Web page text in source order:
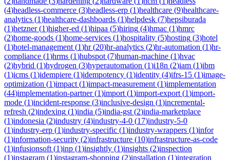
(4)headless-commerce (3)headless-erp (1)healthcare (9)healthcare-
analytics (1)healthcare-dashboards (1)helpdesk (7)hepsiburada
(1)hetzner(1)higher-ed (1)hipaa (5)hiring (4)hmac (1)hmrc
(2)home-goods (1)home-services (1)hospitality (5)hosting (3)hotel
(1)hotel-management (1)hr(20)hr-analytics (2)hr-automation (1)hr-
compliance (1)hrms (1)hubspot (7)human-machine (1)hvac
(2)hybrid (1)hydrogen (3)hyperautomation (1)i18n (2)iam (1)ibm
(1)icms (1)idempiere (1)idempotency (1)identity (4)ifrs-15 (1)image-
optimization (1)impact (1)impact-measurement (1)implementation
(44)implementation-partner(1)import (1)import-export (1)import-
mode (1)incident-response (3)inclusive-design (1)incremental-
refresh (2)indexing (1)india (5)india-gst (2)india-marketplace
(1)indonesia (2)industry (4)industry-4-0 (17)industry-5-0
(1)industry-erp (1)industry-specific (1)industry-wrappers (1)infor
(1)information-security (2)infrastructure (10)infrastructure-as-code
(1)infusionsoft (1)inp (1)insightly (1)insights (2)inspection
(1)instagram (1)instagram-shopping (2)installation (1)integration